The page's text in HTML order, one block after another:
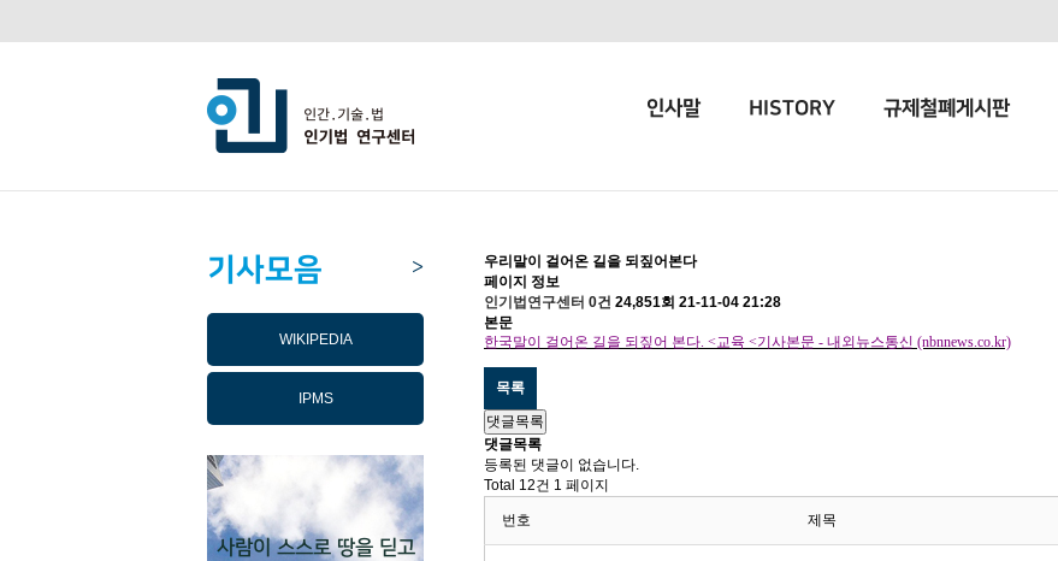
인사말 HISTORY 규제철폐게시판
우리말이 걸어온 길을 되짚어본다
페이지 정보
인기법연구센터 0건 24,851회 21-11-04 21:28
본문
한국말이 걸어온 길을 되짚어 본다. <교육 <기사본문 - 내외뉴스통신 (nbnnews.co.kr)
목록
댓글목록
댓글목록
등록된 댓글이 없습니다.
Total 12건 1 페이지
번호 제목
기사모음 >
WIKIPEDIA
IPMS
사람이 스스로 땅을 딛고